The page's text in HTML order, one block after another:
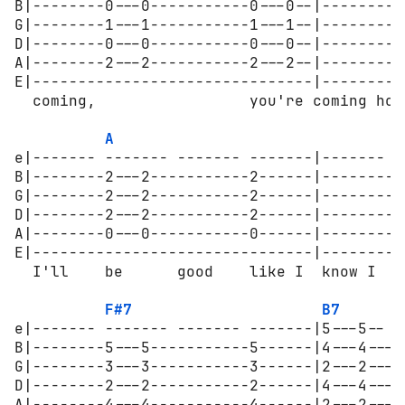
B|--------0---0-----------0---0--|--------
G|--------1---1-----------1---1--|--------
D|--------0---0-----------0---0--|--------
A|--------2---2-----------2---2--|--------
E|-------------------------------
coming,                 you're
A
e|------- ------- ------- -------|-------
B|--------2---2-----------2------|--------
G|--------2---2-----------2------|--------
D|--------2---2-----------2------|--------
A|--------0---0-----------0------|--------
E|-------------------------------
I'll    be      good    like I  know I
F#7
B7
e|------- ------- ------- -------|5---5--
B|--------5---5-----------5------|4---4---
G|--------3---3-----------3------|2---2---
D|--------2---2-----------2------|4---4---